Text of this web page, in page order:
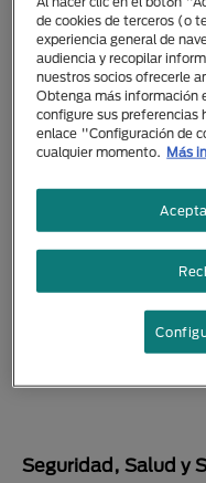
Nestle Argentina
distribución Santo
alimentos,
mascotas, en su
sus consumidores,
garantizar el
responsabilidades:
Política de
Seguridad, Salud y
de cookies de terceros (o
experiencia general de
audiencia y recopilar
nuestros socios ofrecerle
Obtenga más información
configure sus preferencias
enlace "Configuración de
cualquier momento.
Más